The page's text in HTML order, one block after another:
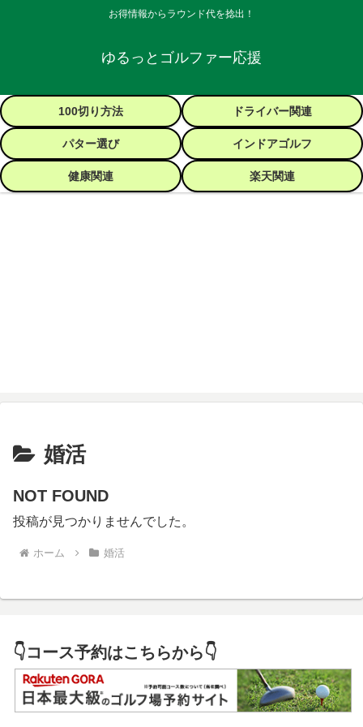
お得情報からラウンド代を捻出！
ゆるっとゴルファー応援
100切り方法 ドライバー関連
パター選び インドアゴルフ
健康関連 楽天関連
婚活
NOT FOUND
投稿が見つかりませんでした。
ホーム 婚活
👇コース予約はこちらから👇